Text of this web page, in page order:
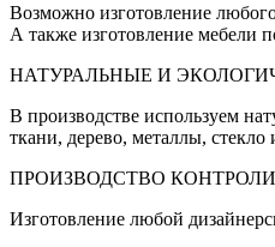
Возможно изготовление
А также изготовление мебели
НАТУРАЛЬНЫЕ И
В производстве используем
ткани, дерево, металлы,
ПРОИЗВОДСТВО
Изготовление любой